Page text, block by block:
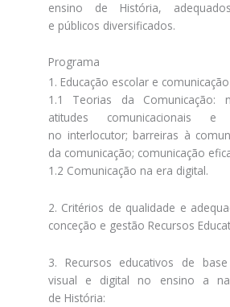
ensino de História,
e públicos diversificados.
Programa
1. Educação escolar e
1.1 Teorias da Comunicação:
atitudes comunicacionais
no interlocutor; barreiras à
da comunicação; comunicação
1.2 Comunicação na era digital.
2. Critérios de qualidade e
conceção e gestão Recursos
3. Recursos educativos de
visual e digital no ensino a na
de História: